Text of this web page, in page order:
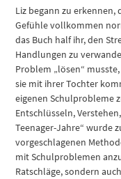
Liz begann zu erkennen,
Gefühle vollkommen
das Buch half ihr, den
Handlungen zu
Problem „lösen“
sie mit ihrer Tochter
eigenen Schulprobleme
Entschlüsseln,
Teenager-Jahre“ wurde
vorgeschlagenen
mit Schulproblemen
Ratschläge, sondern